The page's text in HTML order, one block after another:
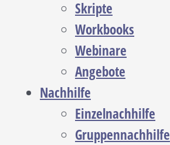
Skripte
Workbooks
Webinare
Angebote
Nachhilfe
Einzelnachhilfe
Gruppennachhilfe